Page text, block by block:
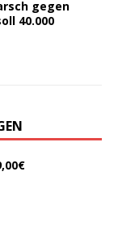
gegen
40.000